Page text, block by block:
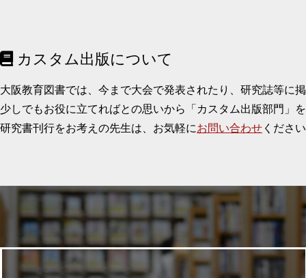
カスタム出版について
大阪教育図書では、今まで大会で発表されたり、研究誌等に
少しでもお役に立てればとの思いから「カスタム出版部門」
研究書刊行をお考えの先生は、お気軽にお問い合わせ くださ